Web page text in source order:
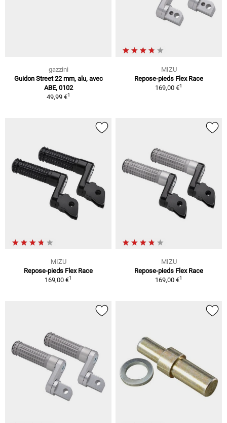
gazzini
Guidon Street 22 mm, alu, avec
ABE, 0102
49,99 €1
MIZU
Repose-pieds Flex Race
169,00 €1
MIZU
Repose-pieds Flex Race
169,00 €1
MIZU
Repose-pieds Flex Race
169,00 €1